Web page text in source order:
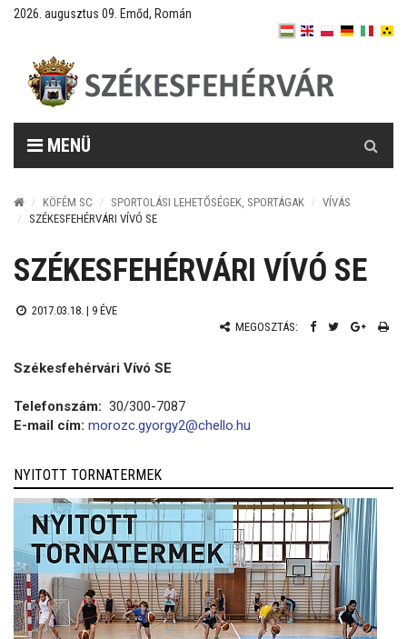
2026. augusztus 09. Emőd, Román
MENÜ
KÖFÉM SC SPORTOLÁSI LEHETŐSÉGEK, SPORTÁGAK
VÍVÁS
SZÉKESFEHÉRVÁRI VÍVÓ SE
SZÉKESFEHÉRVÁRI VÍVÓ SE
2017.03.18. | 9 ÉVE
MEGOSZTÁS:
Székesfehérvári Vívó SE
Telefonszám: 30/300-7087
E-mail cím: morozc.gyorgy2@chello.hu
NYITOTT TORNATERMEK